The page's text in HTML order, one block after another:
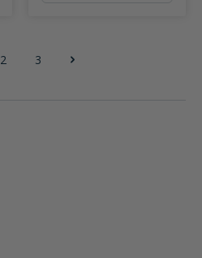
Seite
2 Seite
3